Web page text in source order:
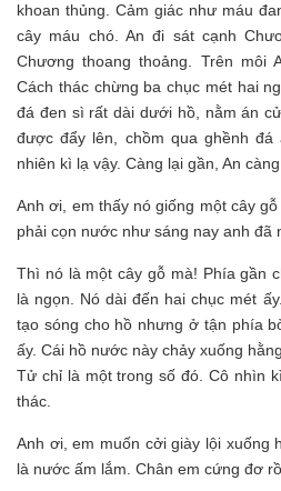
khoan thủng. Cảm giác như máu
cây máu chó. An đi sát cạnh
Chương thoang thoảng. Trên môi
Cách thác chừng ba chục mét hai
đá đen sì rất dài dưới hồ, nằm án
được đẩy lên, chồm qua ghềnh
nhiên kì lạ vậy. Càng lại gần, An
Anh ơi, em thấy nó giống một cây
phải cọn nước như sáng nay anh đã
Thì nó là một cây gỗ mà! Phía gần
là ngọn. Nó dài đến hai chục mét
tạo sóng cho hồ nhưng ở tận phía
ấy. Cái hồ nước này chảy xuống
Tử chỉ là một trong số đó. Cô nhìn
thác.
Anh ơi, em muốn cởi giày lội xuống
là nước ấm lắm. Chân em cứng đơ